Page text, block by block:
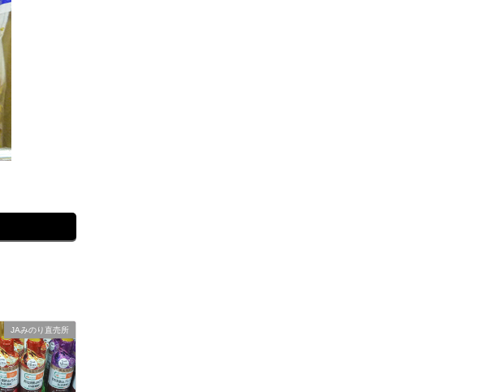
JAみのり直売所